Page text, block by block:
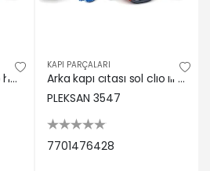
Arka kapı cıtası sol clıo hb bb1 07 08 Pleksan 8200072232
KAPI PARÇALARI
Arka kapı cıtası sol clıo ııı hb Pleksan 7701476428
PLEKSAN 3547
7701476428